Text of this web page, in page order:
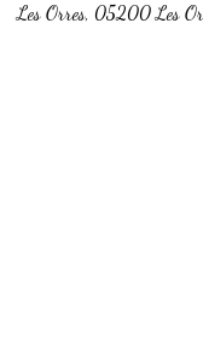
Les Orres, 05200 Les